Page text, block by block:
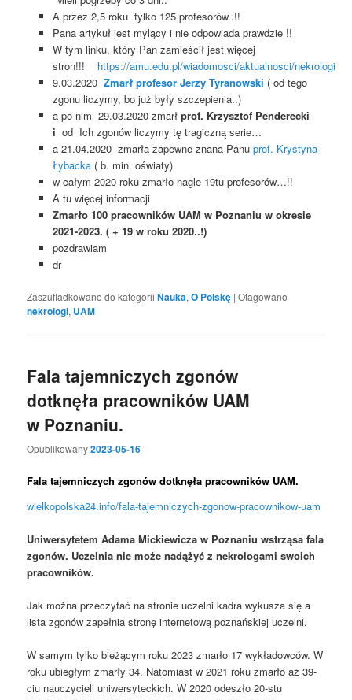
A przez 2,5 roku tylko 125 profesorów..!!
Pana artykuł jest mylący i nie odpowiada prawdzie !!
W tym linku, który Pan zamieścił jest więcej
stron!!! https://amu.edu.pl/wiadomosci/aktualnosci/nekrologi
9.03.2020 Zmarł profesor Jerzy Tyranowski ( od tego
zgonu liczymy, bo już były szczepienia..)
a po nim 29.03.2020 zmarł prof. Krzysztof Penderecki
i od Ich zgonów liczymy tę tragiczną serie…
a 21.04.2020 zmarła zapewne znana Panu prof. Krystyna
Łybacka( b. min. oświaty)
w całym 2020 roku zmarło nagle 19tu profesorów…!!
A tu więcej informacji
Zmarło 100 pracowników UAM w Poznaniu w okresie
2021-2023. ( + 19 w roku 2020..!)
pozdrawiam
dr
Zaszufladkowano do kategorii Nauka,O Polskę |Otagowano
nekrologi, UAM
Fala tajemniczych zgonów
dotknęła pracowników UAM
w Poznaniu.
Opublikowany2023-05-16
Fala tajemniczych zgonów dotknęła pracowników UAM.
wielkopolska24.info/fala-tajemniczych-zgonow-pracownikow-uam
Uniwersytetem Adama Mickiewicza w Poznaniu wstrząsa fala
zgonów. Uczelnia nie może nadążyć z nekrologami swoich
pracowników.
Jak można przeczytać na stronie uczelni kadra wykusza się a
lista zgonów zapełnia stronę internetową poznańskiej uczelni.
W samym tylko bieżącym roku 2023 zmarło 17 wykładowców. W
roku ubiegłym zmarły 34. Natomiast w 2021 roku zmarło aż 39-
ciu nauczycieli uniwersyteckich. W 2020 odeszło 20-stu